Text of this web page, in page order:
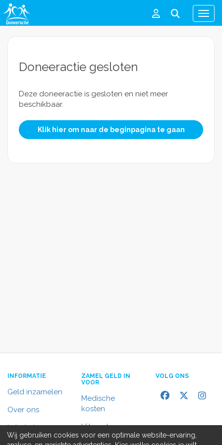
Menu
Doneeractie gesloten
Deze doneeractie is gesloten en niet meer
beschikbaar.
Klik hier om naar de beginpagina te gaan
INFORMATIE
Geld inzamelen
Over ons
In het nieuws
ZAMEL GELD IN
VOOR
Medische
kosten
Uitvaart
VOLG ONS
Wij gebruiken cookies voor een optimale website-ervaring,